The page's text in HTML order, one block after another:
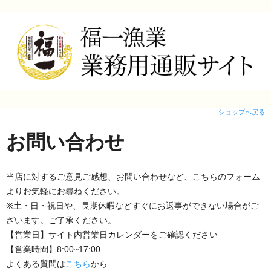
ショップへ戻る
お問い合わせ
当店に対するご意見ご感想、お問い合わせなど、こちらのフォーム
よりお気軽にお尋ねください。
※土・日・祝日や、長期休暇などすぐにお返事ができない場合がご
ざいます。ご了承ください。
【営業日】サイト内営業日カレンダーをご確認ください
【営業時間】8:00~17:00
よくある質問はこちらから